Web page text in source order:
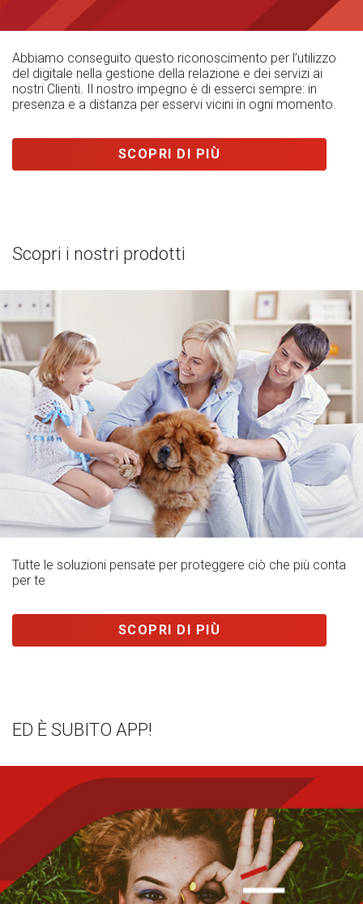
Abbiamo conseguito questo riconoscimento per l’utilizzo
del digitale nella gestione della relazione e dei servizi ai
nostri Clienti. Il nostro impegno è di esserci sempre: in
presenza e a distanza per esservi vicini in ogni momento.
SCOPRI DI PIÙ
Scopri i nostri prodotti
Tutte le soluzioni pensate per proteggere ciò che più conta
per te
SCOPRI DI PIÙ
ED È SUBITO APP!